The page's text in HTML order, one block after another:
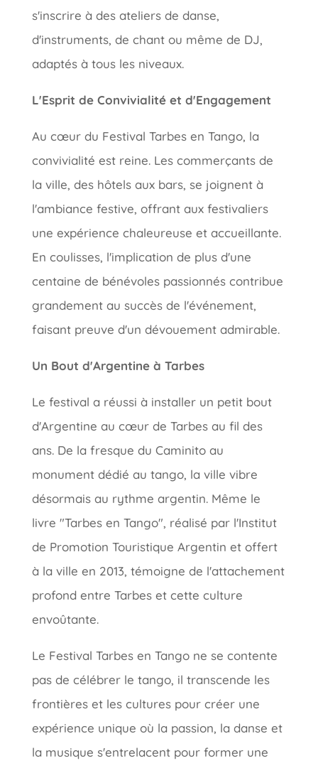
s'inscrire à des ateliers de danse,
d'instruments, de chant ou même de DJ,
adaptés à tous les niveaux.
L'Esprit de Convivialité et d'Engagement
Au cœur du Festival Tarbes en Tango, la
convivialité est reine. Les commerçants de
la ville, des hôtels aux bars, se joignent à
l'ambiance festive, offrant aux festivaliers
une expérience chaleureuse et accueillante.
En coulisses, l'implication de plus d'une
centaine de bénévoles passionnés contribue
grandement au succès de l'événement,
faisant preuve d'un dévouement admirable.
Un Bout d'Argentine à Tarbes
Le festival a réussi à installer un petit bout
d'Argentine au cœur de Tarbes au fil des
ans. De la fresque du Caminito au
monument dédié au tango, la ville vibre
désormais au rythme argentin. Même le
livre "Tarbes en Tango", réalisé par l'Institut
de Promotion Touristique Argentin et offert
à la ville en 2013, témoigne de l'attachement
profond entre Tarbes et cette culture
envoûtante.
Le Festival Tarbes en Tango ne se contente
pas de célébrer le tango, il transcende les
frontières et les cultures pour créer une
expérience unique où la passion, la danse et
la musique s'entrelacent pour former une